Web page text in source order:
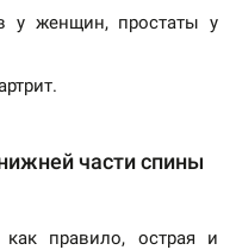
у женщин, простаты у
части спины
правило, острая и